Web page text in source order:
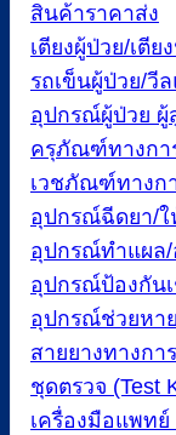
สินค้าราคาส่ง
เตียงผู้ป่วย/เตีย
รถเข็นผู้ป่วย/วี
อุปกรณ์ผู้ป่วย ผู้
ครุภัณฑ์ทางกา
เวชภัณฑ์ทางก
อุปกรณ์ฉีดยา/ใ
อุปกรณ์ทำแผล/
อุปกรณ์ป้องกัน
อุปกรณ์ช่วยหา
สายยางทางกา
ชุดตรวจ (Test
เครื่องมือแพทย์